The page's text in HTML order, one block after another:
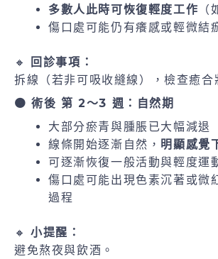
多數人此時可恢復輕度工作 （
傷口處可能仍有癢感或輕微結
🔸
回診事項：
拆線（若非可吸收縫線），檢查癒合
🟠 術後 第 2～3 週：自然期
大部分瘀青與腫脹已大幅減退
線條開始逐漸自然， 明顯感覺
可逐漸恢復一般活動與輕度運
傷口處可能出現色素沉著或微
過程
🔸小提醒：
避免熬夜與飲酒。